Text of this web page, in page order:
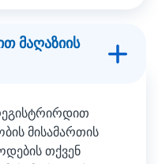
მაღაზიის
მისამართის
თქვენ